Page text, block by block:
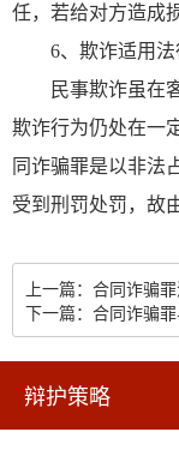
任，若给对方造成
6、欺诈适用法
民事欺诈虽在
欺诈行为仍处在一
同诈骗罪是以非法
受到刑罚处罚，故
上一篇：合同诈骗
下一篇：合同诈骗
辩护策略